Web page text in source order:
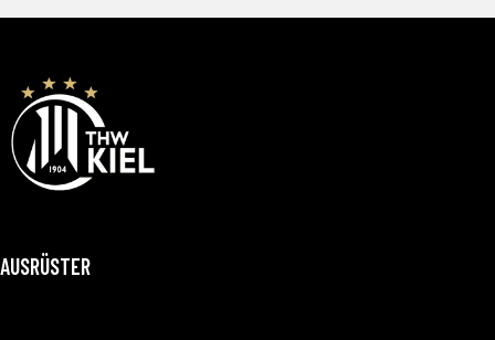
AUSRÜSTER